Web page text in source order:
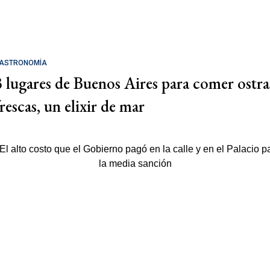
lugares de Buenos Aires para comer
un elixir de mar